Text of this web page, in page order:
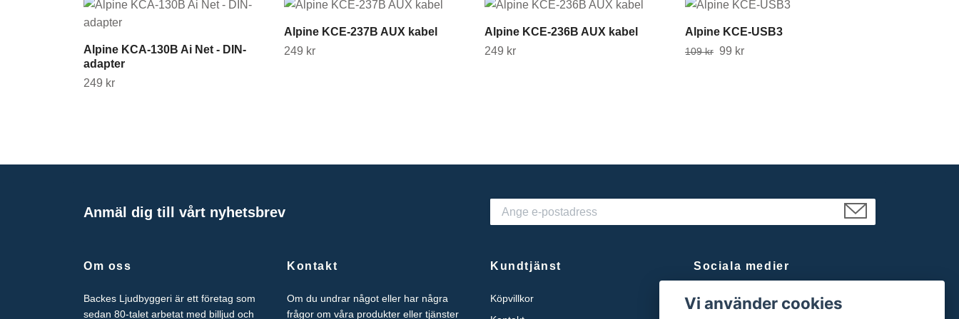
Alpine KCA-130B Ai Net - DIN-
adapter
249 kr
Alpine KCE-237B AUX kabel
249 kr
Alpine KCE-236B AUX kabel
249 kr
Alpine KCE-USB3
109 kr 99 kr
Anmäl dig till vårt nyhetsbrev
Om oss
Backes Ljudbyggeri är ett företag som
sedan 80-talet arbetat med billjud och
Kontakt
Om du undrar något eller har några
frågor om våra produkter eller tjänster
Kundtjänst
Köpvillkor
Sociala medier
Facebook
Vi använder cookies